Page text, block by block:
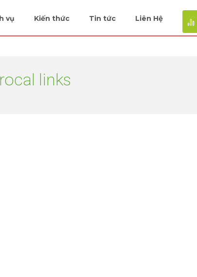
vụ Kiến thức Tin tức Liên Hệ
links